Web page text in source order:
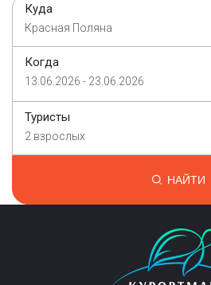
Куда
Красная Поляна
Когда
13.06.2026 - 23.06.2026
Туристы
2 взрослых
НАЙТИ